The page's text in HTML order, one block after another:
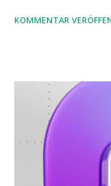
möchte. Darin habe ich
KOMMENTAR